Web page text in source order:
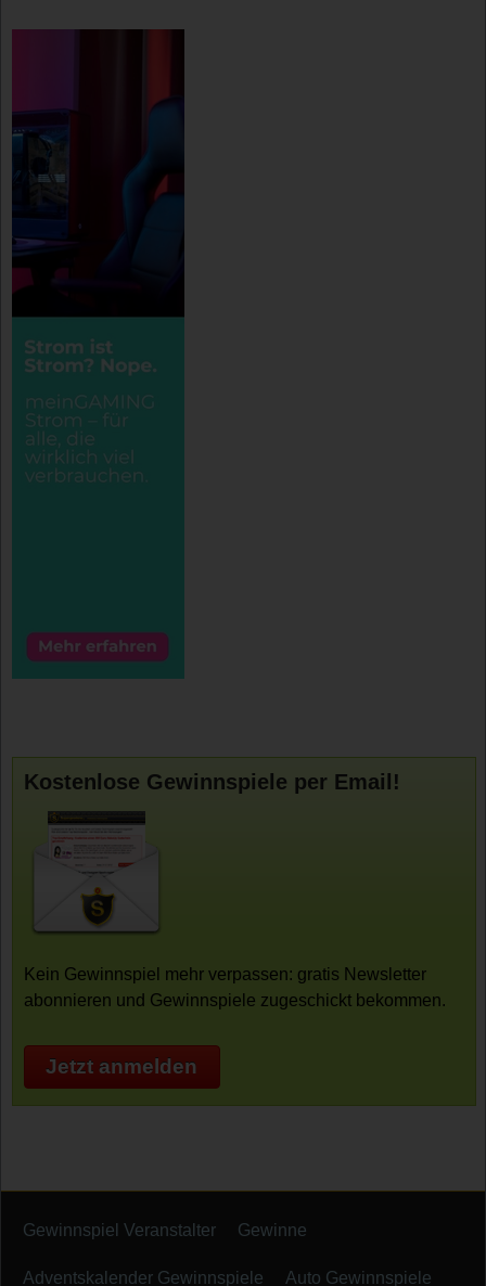
Kostenlose Gewinnspiele per Email!
Kein Gewinnspiel mehr verpassen: gratis Newsletter
abonnieren und Gewinnspiele zugeschickt bekommen.
Jetzt anmelden
Gewinnspiel Veranstalter Gewinne
Adventskalender Gewinnspiele Auto Gewinnspiele